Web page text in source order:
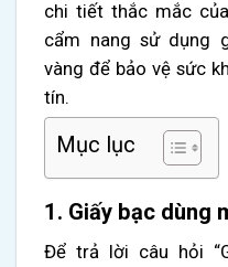
chi tiết thắc mắc
cẩm nang sử dụng
vàng để bảo vệ sức
tín.
Mục lục
1. Giấy bạc dùng
Để trả lời câu hỏi